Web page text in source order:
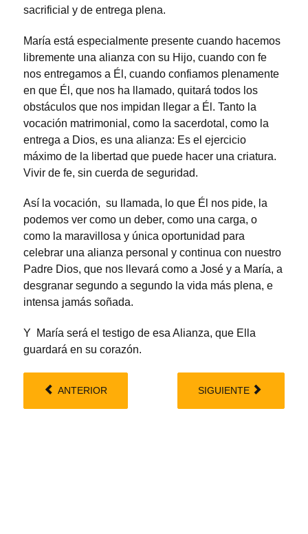
sacrificial y de entrega plena.
María está especialmente presente cuando hacemos
libremente una alianza con su Hijo, cuando con fe
nos entregamos a Él, cuando confiamos plenamente
en que Él, que nos ha llamado, quitará todos los
obstáculos que nos impidan llegar a Él. Tanto la
vocación matrimonial, como la sacerdotal, como la
entrega a Dios, es una alianza: Es el ejercicio
máximo de la libertad que puede hacer una criatura.
Vivir de fe, sin cuerda de seguridad.
Así la vocación, su llamada, lo que Él nos pide, la
podemos ver como un deber, como una carga, o
como la maravillosa y única oportunidad para
celebrar una alianza personal y continua con nuestro
Padre Dios, que nos llevará como a José y a María, a
desgranar segundo a segundo la vida más plena, e
intensa jamás soñada.
Y María será el testigo de esa Alianza, que Ella
guardará en su corazón.
ANTERIOR SIGUIENTE